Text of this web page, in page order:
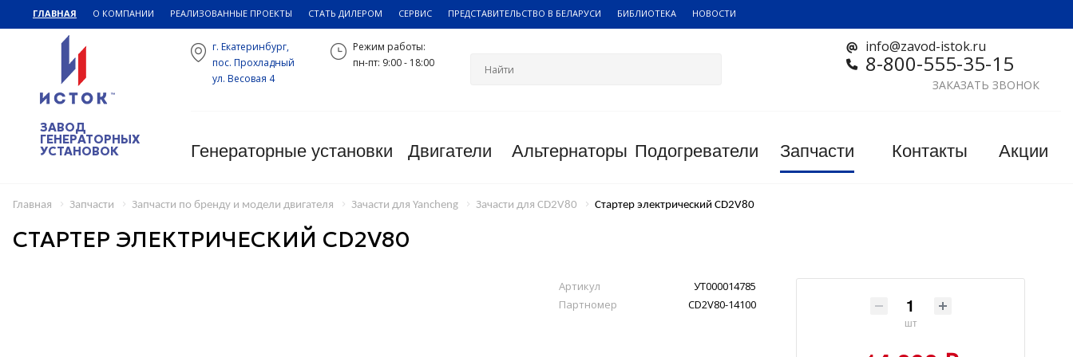
ГЛАВНАЯ О КОМПАНИИ РЕАЛИЗОВАННЫЕ ПРОЕКТЫ СТАТЬ ДИЛЕРОМ СЕРВИС ПРЕДСТАВИТЕЛЬСТВО В БЕЛАРУСИ БИБЛИОТЕКА НОВОСТИ
ЗАВОД
ГЕНЕРАТОРНЫХ
УСТАНОВОК
info@zavod-istok.ru
8-800-555-35-15
ЗАКАЗАТЬ ЗВОНОК
г. Екатеринбург,
пос. Прохладный
ул. Весовая 4
Режим работы:
пн-пт: 9:00 - 18:00
Генераторные установки Двигатели Альтернаторы Подогреватели Запчасти Контакты Акции
Главная Запчасти Запчасти по бренду и модели двигателя Зачасти для Yancheng Зачасти для CD2V80 Стартер электрический CD2V80
СТАРТЕР ЭЛЕКТРИЧЕСКИЙ CD2V80
Артикул
УТ000014785
Партномер
CD2V80-14100
шт